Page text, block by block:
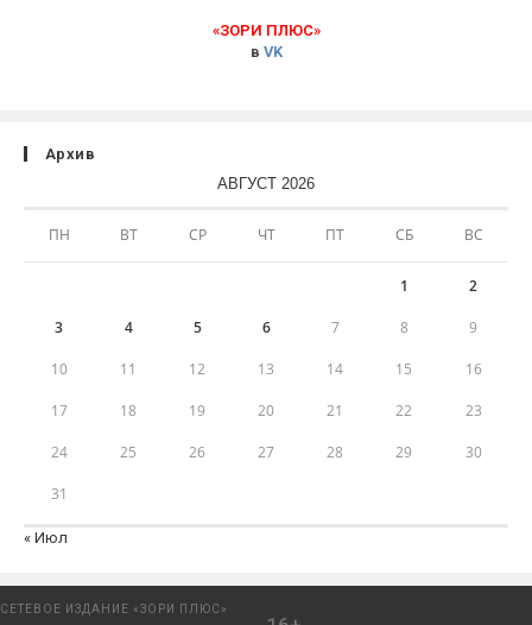
«ЗОРИ ПЛЮС»
в VK
Архив
АВГУСТ 2026
ПН ВТ СР ЧТ ПТ СБ ВС
1 2
3 4 5 6 7 8 9
10 11 12 13 14 15 16
17 18 19 20 21 22 23
24 25 26 27 28 29 30
31
« Июл
СЕТЕВОЕ ИЗДАНИЕ «ЗОРИ ПЛЮС»